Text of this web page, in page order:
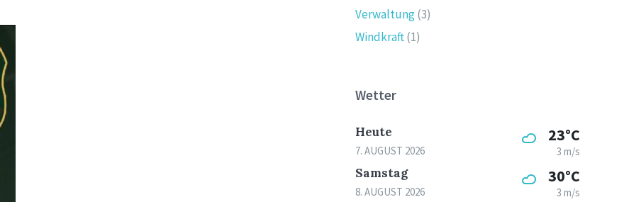
Verwaltung(3)
Windkraft(1)
Wetter
Heute
7. AUGUST 2026
23°C
3 m/s
Samstag
8. AUGUST 2026
30°C
3 m/s